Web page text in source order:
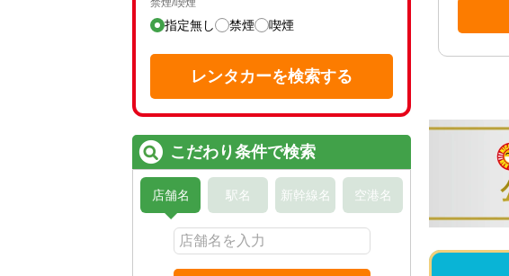
禁煙/喫煙
指定無し 禁煙 喫煙
レンタカーを検索する
こだわり条件で検索
店舗名 駅名 新幹線名 空港名